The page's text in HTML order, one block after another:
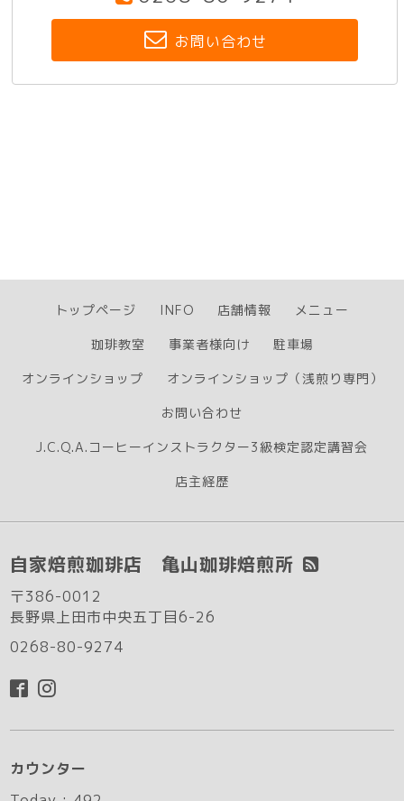
お問い合わせ
トップページ INFO 店舗情報
メニュー
珈琲教室
事業者様向け
駐車場
オンラインショップ
オンラインショップ（浅煎り専門）
お問い合わせ
J.C.Q.A.コーヒーインストラクター3級検定認定講習会
店主経歴
自家焙煎珈琲店 亀山珈琲焙煎所
〒386-0012
長野県上田市中央五丁目6-26
0268-80-9274
カウンター